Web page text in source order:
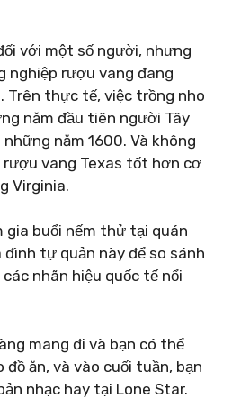
với một số người, nhưng
nghiệp rượu vang đang
Trên thực tế, việc trồng nho
năm đầu tiên người Tây
năm 1600. Và không
vang Texas tốt hơn cơ
Virginia.
gia buổi nếm thử tại quán
tự quản này để so sánh
nhãn hiệu quốc tế nổi
mang đi và bạn có thể
ăn, và vào cuối tuần, bạn
nhạc hay tại Lone Star.